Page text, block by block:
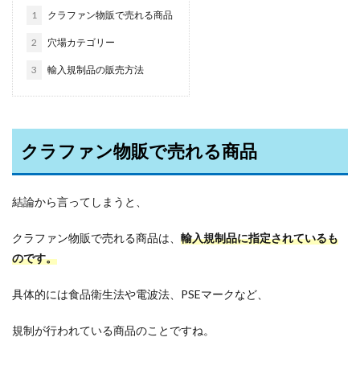
1 クラファン物販で売れる商品
2 穴場カテゴリー
3 輸入規制品の販売方法
クラファン物販で売れる商品
結論から言ってしまうと、
クラファン物販で売れる商品は、 輸入規制品に指定されているも
のです。
具体的には食品衛生法や電波法、PSEマークなど、
規制が行われている商品のことですね。